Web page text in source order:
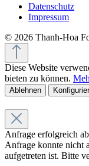
Datenschutz
Impressum
© 2026 Thanh-Hoa
Diese Website
bieten zu können.
Ablehnen
Anfrage erfolgreich
Anfrage konnte nicht
aufgetreten ist. Bitte